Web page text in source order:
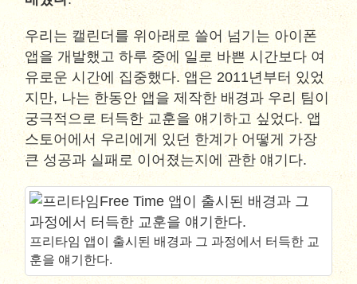
우리는 캘린더를 위아래로 쓸어 넘기는 아이폰
앱을 개발했고 하루 중에 일로 바쁜 시간보다 여
유로운 시간에 집중했다. 앱은 2011년부터 있었
지만, 나는 한동안 앱을 제작한 배경과 우리 팀이
궁극적으로 터득한 교훈을 얘기하고 싶었다. 앱
스토어에서 우리에게 있던 한계가 어떻게 가장
큰 성공과 실패로 이어졌는지에 관한 얘기다.
프리타임 앱이 출시된 배경과 그 과정에서 터득한 교
훈을 얘기한다.